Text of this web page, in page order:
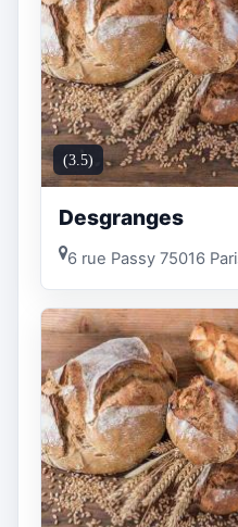
(3.5)
Desgranges
6 rue Passy 75016